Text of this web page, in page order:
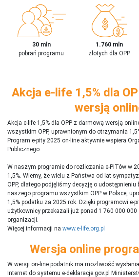
30 mln
pobrań programu
1.760 mln
złotych dla OPP
Akcja e-life 1,5% dla
wersją
Akcja e-life 1,5% dla OPP z darmową wersją
wszystkim OPP, uprawnionym do otrzymania
Program e-pity 2025 on-line aktywnie wspiera
Publicznego.
W naszym programie do rozliczania e-PITów w
1,5%. Wiemy, że wielu z Państwa od lat
OPP, dlatego podjęliśmy decyzję o udostępnieniu
naszego programu wszystkim OPP w Polsce,
1,5% podatku za 2025 rok. Dzięki programowi e-
użytkownicy przekazali już ponad 1 760 000 000
organizacji.
Więcej informacji na www.e-life.org.pl
Wersja online
W wersji on-line podatnik ma możliwość
Internet do systemu e-deklaracje.gov.pl